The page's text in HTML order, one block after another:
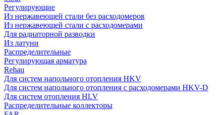
Регулирующие
Из нержавеющей стали без расходомеров
Из нержавеющей стали с расходомерами
Для радиаторной разводки
Из латуни
Распределительные
Регулирующая арматура
Rehau
Для систем напольного отопления HKV
Для систем напольного отопления с расходомерами HKV-D
Для систем отопления HLV
Распределительные коллекторы